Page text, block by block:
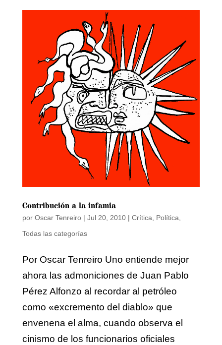
Contribución a la infamia
por Oscar Tenreiro| Jul 20, 2010| Crítica, Política,
Todas las categorías
Por Oscar Tenreiro Uno entiende mejor
ahora las admoniciones de Juan Pablo
Pérez Alfonzo al recordar al petróleo
como «excremento del diablo» que
envenena el alma, cuando observa el
cinismo de los funcionarios oficiales